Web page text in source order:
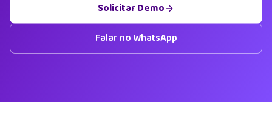
Solicitar Demo
Falar no WhatsApp